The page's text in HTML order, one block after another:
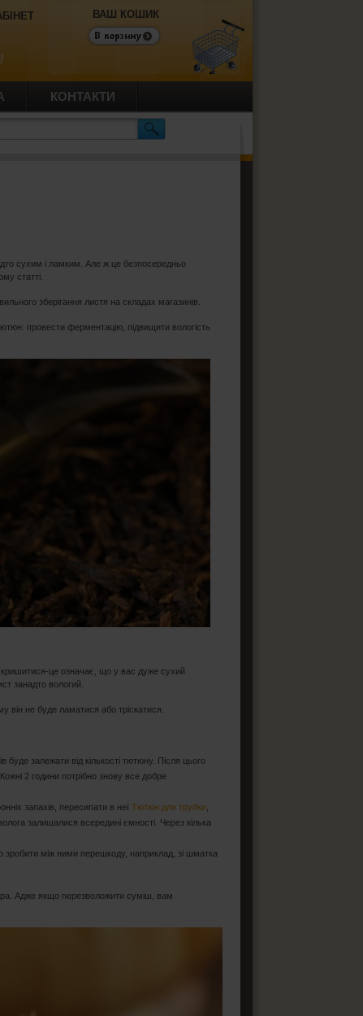
ВАШ КОШИК
КОНТАКТИ
сухим і ламким. Але ж це безпосередньо
статті.
зберігання листя на складах магазинів.
провести ферментацію, підвищити вологість
кришитися-це означає, що у вас дуже сухий
занадто вологий.
він не буде ламатися або тріскатися.
буде залежати від кількості тютюну. Після цього
2 години потрібно знову все добре
запахів, пересипати в неїТютюн для трубки
залишалися всередині ємності. Через кілька
між ними перешкоду, наприклад, зі шматка
Адже якщо перезволожити суміш, вам